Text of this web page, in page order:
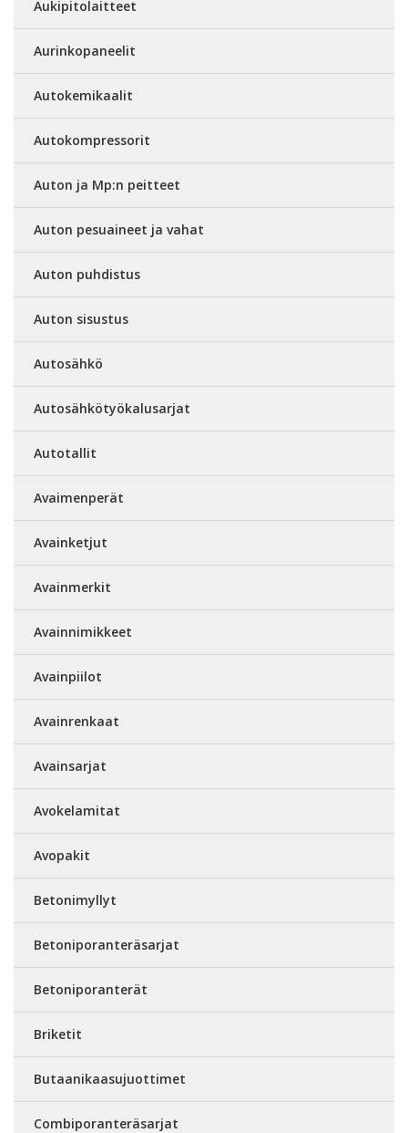
Aukipitolaitteet
Aurinkopaneelit
Autokemikaalit
Autokompressorit
Auton ja Mp:n peitteet
Auton pesuaineet ja vahat
Auton puhdistus
Auton sisustus
Autosähkö
Autosähkötyökalusarjat
Autotallit
Avaimenperät
Avainketjut
Avainmerkit
Avainnimikkeet
Avainpiilot
Avainrenkaat
Avainsarjat
Avokelamitat
Avopakit
Betonimyllyt
Betoniporanteräsarjat
Betoniporanterät
Briketit
Butaanikaasujuottimet
Combiporanteräsarjat